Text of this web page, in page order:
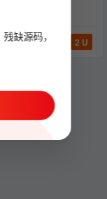
15 1461 2 U
缺源码，